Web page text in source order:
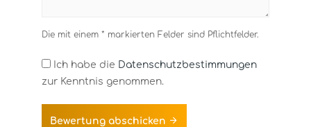
Die mit einem * markierten Felder sind Pflichtfelder.
Ich habe die Datenschutzbestimmungen
zur Kenntnis genommen.
Bewertung abschicken